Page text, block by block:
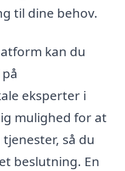
til dine behov.
kan du
eksperter i
mulighed for at
så du
beslutning. En